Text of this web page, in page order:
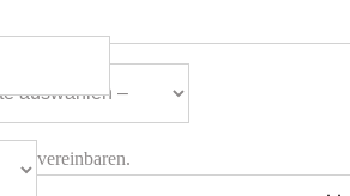
vereinbaren.